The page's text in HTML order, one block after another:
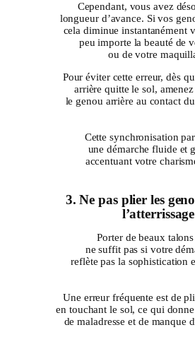
Cependant, vous avez
longueur d’avance. Si vos
cela diminue instantanément
peu importe la beauté de
ou de votre
Pour éviter cette erreur, dès
arrière quitte le sol,
le genou arrière au contact
Cette synchronisation
une démarche fluide et
accentuant votre
3. Ne pas plier les
l’atterrissage
Porter de beaux
ne suffit pas si votre
reflète pas la sophistication
Une erreur fréquente est de
en touchant le sol, ce qui
de maladresse et de manque